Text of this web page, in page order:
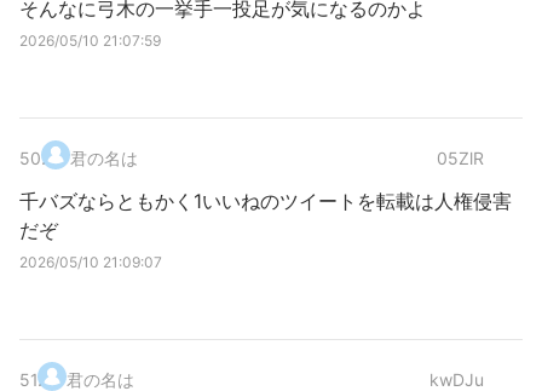
そんなに弓木の一挙手一投足が気になるのかよ
2026/05/10 21:07:59
50. 君の名は 05ZlR
千バズならともかく1いいねのツイートを転載は人権侵害
だぞ
2026/05/10 21:09:07
51. 君の名は kwDJu